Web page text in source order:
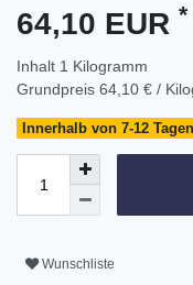
64,10 EUR *
Inhalt 1 Kilogramm
Grundpreis 64,10 € /
Innerhalb von 7-12
Wunschliste